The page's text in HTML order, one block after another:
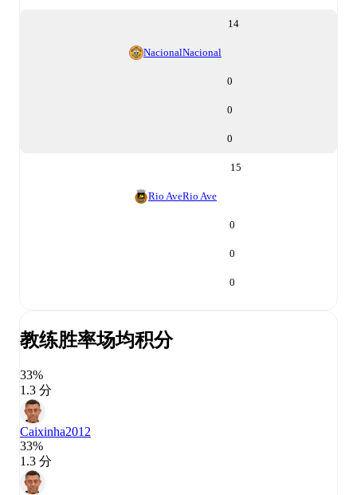
14
NacionalNacional
0
0
0
15
Rio AveRio Ave
0
0
0
教练胜率场均积分
33%
1.3 分
Caixinha2012
33%
1.3 分